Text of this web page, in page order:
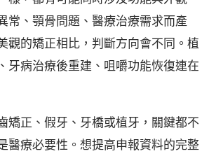
常、顎骨問題、醫療治療需求而產
觀的矯正相比，判斷方向會不同。植
牙病治療後重建、咀嚼功能恢復連在
矯正、假牙、牙橋或植牙，關鍵都不
醫療必要性。想提高申報資料的完整